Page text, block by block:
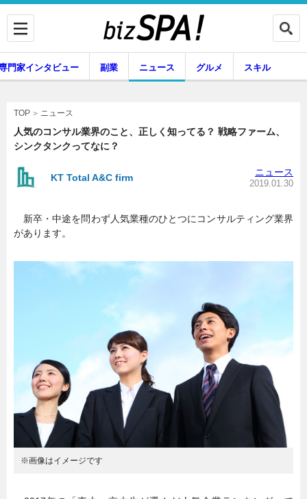
専門家インタビュー
副業 ニュース
エンタメ
連載一覧
門家インタビュー 副業 ニュース グルメ スキル
TOP ニュース
人気のコンサル業界のこと、正しく知ってる？ 戦略ファーム、
シンクタンクってなに？
KT Total A&C firm ニュース
2019.01.30
新卒・中途を問わず人気業種のひとつにコンサルティング業界
があります。
※画像はイメージです